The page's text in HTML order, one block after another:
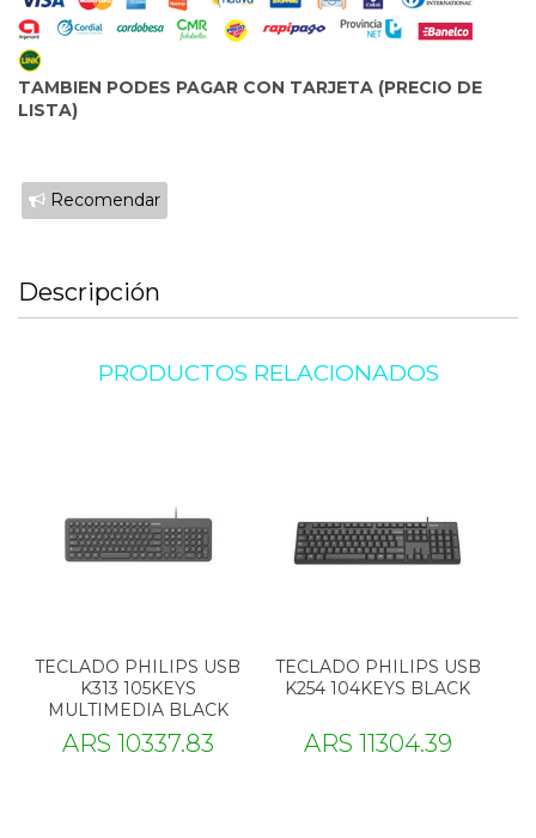
TAMBIEN PODES PAGAR CON TARJETA (PRECIO DE
LISTA)
Recomendar
Descripción
PRODUCTOS RELACIONADOS
TECLADO PHILIPS USB
K313 105KEYS
MULTIMEDIA BLACK
ARS 10337.83
TECLADO PHILIPS USB
K254 104KEYS BLACK
ARS 11304.39